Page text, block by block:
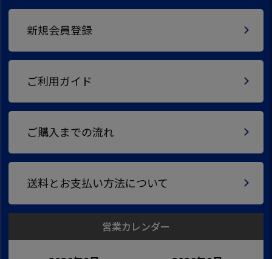
新規会員登録
ご利用ガイド
ご購入までの流れ
送料とお支払い方法について
営業カレンダー